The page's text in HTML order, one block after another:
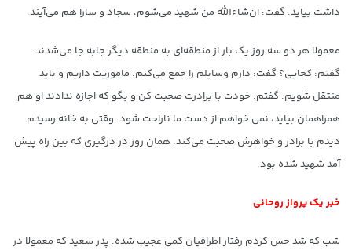
داشت بیاید. گفت: ان‌شاءالله من شهید می‌شوم، سجاد و سارا هم می‌آیند.
معمولا هر دو سه روز یک بار از منطقه‌ای به منطقه دیگر جابه جا می‌شدند.
گفتم: کجایی؟ گفت: دارم وسایلم را جمع می‌کنم. ماموریت داریم و باید
منتقل شویم. گفتم: خودت با برادرت صحبت کن و بگو که اجازه ندادند او هم
همراهمان بیاید، نمی خواهم از دست ما ناراحت شود. وقتی به خانه رسیدم
دیدم با برادر و خواهرش صحبت می‌کند. همان روز در درگیری که بین راه پیش
آمد شهید شده بود.
خبر یک پرواز روحانی
شب که شد حس کردم رفتار اطرافیان کمی عجیب شده. پدر سعید که معمولا در